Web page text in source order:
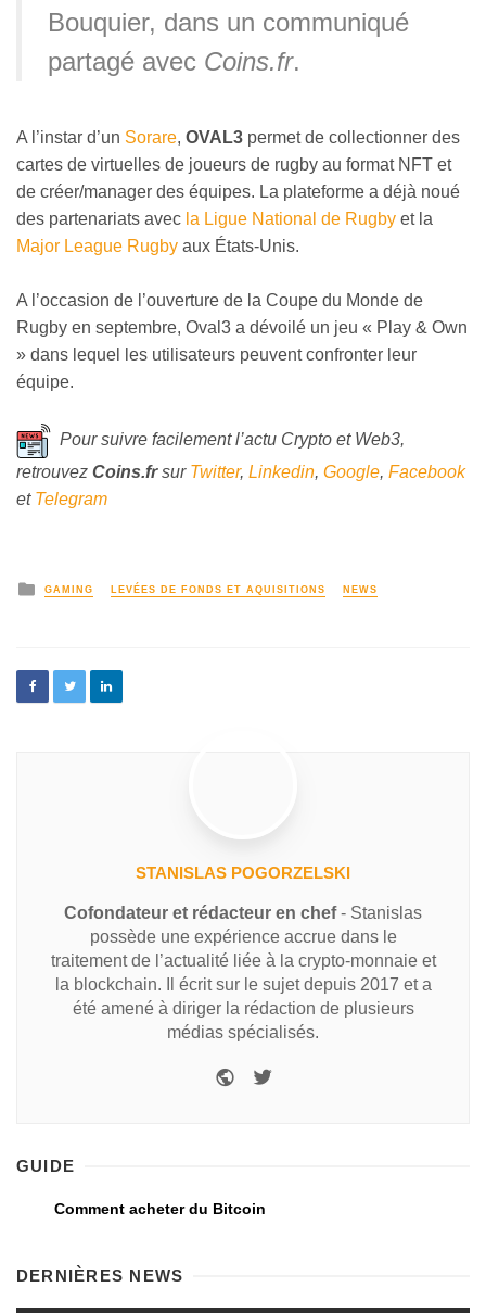
Bouquier, dans un communiqué
partagé avec Coins.fr.
A l’instar d’un Sorare, OVAL3 permet de collectionner des
cartes de virtuelles de joueurs de rugby au format NFT et
de créer/manager des équipes. La plateforme a déjà noué
des partenariats avec la Ligue National de Rugby et la
Major League Rugby aux États-Unis.
A l’occasion de l’ouverture de la Coupe du Monde de
Rugby en septembre, Oval3 a dévoilé un jeu « Play & Own
» dans lequel les utilisateurs peuvent confronter leur
équipe.
Pour suivre facilement l’actu Crypto et Web3,
retrouvez Coins.frsur Twitter, Linkedin, Google, Facebook
et Telegram
GAMING LEVÉES DE FONDS ET AQUISITIONS NEWS
STANISLAS POGORZELSKI
Cofondateur et rédacteur en chef- Stanislas
possède une expérience accrue dans le
traitement de l’actualité liée à la crypto-monnaie et
la blockchain. Il écrit sur le sujet depuis 2017 et a
été amené à diriger la rédaction de plusieurs
médias spécialisés.
GUIDE
Comment acheter du Bitcoin
DERNIÈRES NEWS